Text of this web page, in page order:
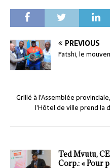
PREVIOUS
Fatshi, le
Grillé à l’Assemblée
l’Hôtel de ville prend la
Ted Mvutu,
Corp.: « Pour